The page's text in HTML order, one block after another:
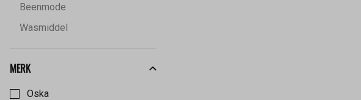
Beenmode
Wasmiddel
MERK
Oska